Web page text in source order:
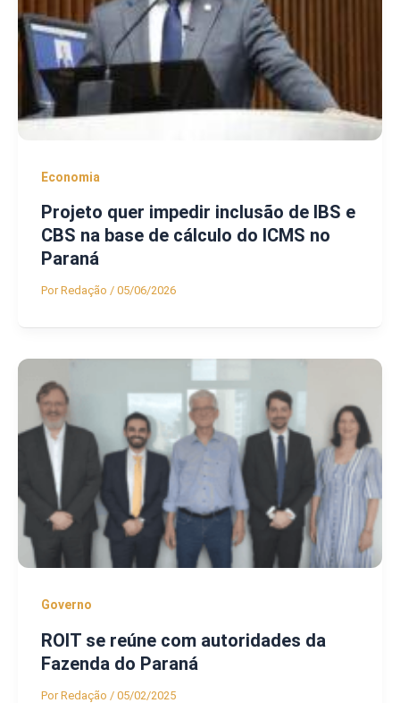
Economia
Projeto quer impedir inclusão de IBS e
CBS na base de cálculo do ICMS no
Paraná
PorRedação / 05/06/2026
Governo
ROIT se reúne com autoridades da
Fazenda do Paraná
PorRedação / 05/02/2025